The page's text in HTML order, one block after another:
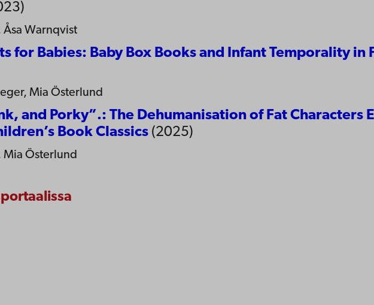
Warnqvist
for Babies: Baby Box Books and Infant Temporality in
Mia Österlund
and Porky”.: The Dehumanisation of Fat Characters
Book Classics (2025)
Mia Österlund